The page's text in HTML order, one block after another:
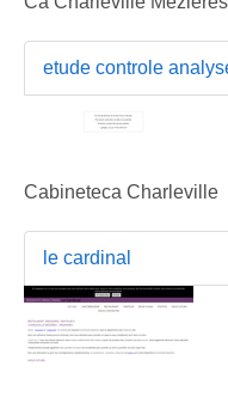
etude controle
Cabineteca Charleville
le cardinal